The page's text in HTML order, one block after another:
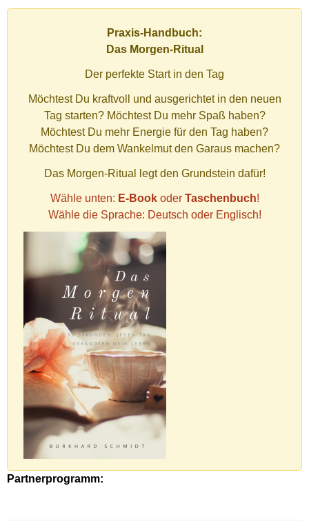
Praxis-Handbuch:
Das Morgen-Ritual
Der perfekte Start in den Tag
Möchtest Du kraftvoll und ausgerichtet in den neuen
Tag starten? Möchtest Du mehr Spaß haben?
Möchtest Du mehr Energie für den Tag haben?
Möchtest Du dem Wankelmut den Garaus machen?
Das Morgen-Ritual legt den Grundstein dafür!
Wähle unten: E-Bookoder Taschenbuch!
Wähle die Sprache: Deutsch oder Englisch!
Partnerprogramm: